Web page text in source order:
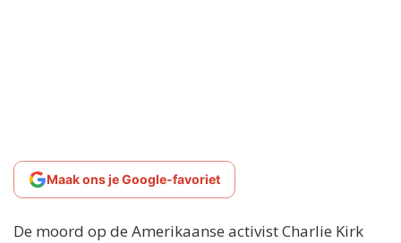
Maak ons je Google-favoriet
De moord op de Amerikaanse activist Charlie Kirk